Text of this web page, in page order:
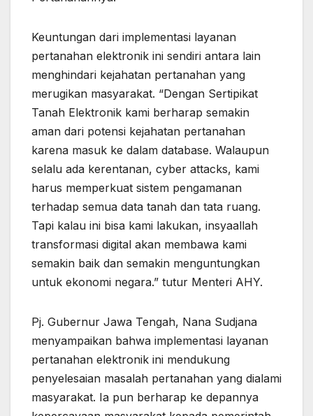
Keuntungan dari implementasi layanan
pertanahan elektronik ini sendiri antara lain
menghindari kejahatan pertanahan yang
merugikan masyarakat. “Dengan Sertipikat
Tanah Elektronik kami berharap semakin
aman dari potensi kejahatan pertanahan
karena masuk ke dalam database. Walaupun
selalu ada kerentanan, cyber attacks, kami
harus memperkuat sistem pengamanan
terhadap semua data tanah dan tata ruang.
Tapi kalau ini bisa kami lakukan, insyaallah
transformasi digital akan membawa kami
semakin baik dan semakin menguntungkan
untuk ekonomi negara.” tutur Menteri AHY.
Pj. Gubernur Jawa Tengah, Nana Sudjana
menyampaikan bahwa implementasi layanan
pertanahan elektronik ini mendukung
penyelesaian masalah pertanahan yang dialami
masyarakat. Ia pun berharap ke depannya